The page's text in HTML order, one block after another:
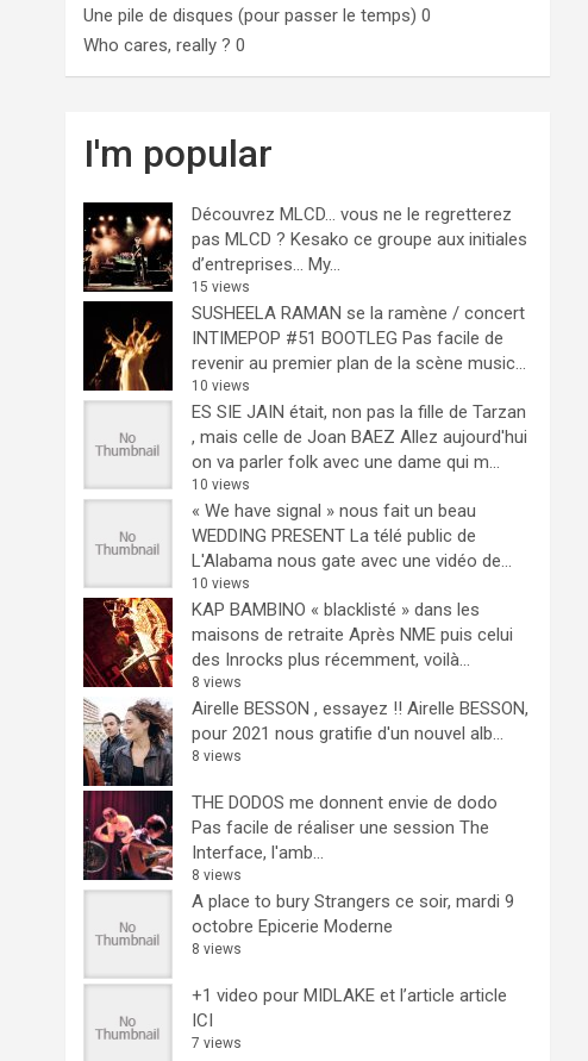
Une pile de disques (pour passer le temps) 0
Who cares, really ? 0
I'm popular
Découvrez MLCD… vous ne le regretterez
pas MLCD ? Kesako ce groupe aux initiales
d’entreprises… My...
15 views
SUSHEELA RAMAN se la ramène / concert
INTIMEPOP #51 BOOTLEG Pas facile de
revenir au premier plan de la scène music...
10 views
ES SIE JAIN était, non pas la fille de Tarzan
, mais celle de Joan BAEZ Allez aujourd'hui
on va parler folk avec une dame qui m...
10 views
« We have signal » nous fait un beau
WEDDING PRESENT La télé public de
L'Alabama nous gate avec une vidéo de...
10 views
KAP BAMBINO « blacklisté » dans les
maisons de retraite Après NME puis celui
des Inrocks plus récemment, voilà...
8 views
Airelle BESSON , essayez !! Airelle BESSON,
pour 2021 nous gratifie d'un nouvel alb...
8 views
THE DODOS me donnent envie de dodo
Pas facile de réaliser une session The
Interface, l'amb...
8 views
A place to bury Strangers ce soir, mardi 9
octobre Epicerie Moderne
8 views
+1 video pour MIDLAKE et l’article article
ICI
7 views